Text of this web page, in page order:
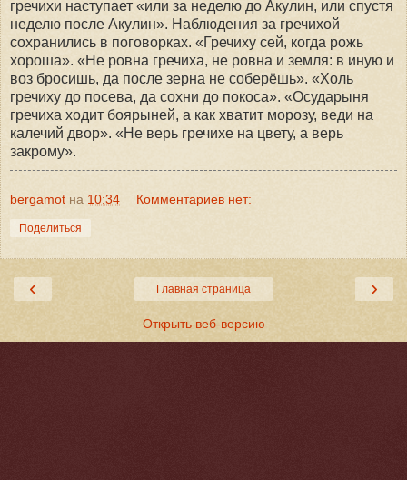
гречихи наступает «или за неделю до Акулин, или спустя
неделю после Акулин». Наблюдения за гречихой
сохранились в поговорках. «Гречиху сей, когда рожь
хороша». «Не ровна гречиха, не ровна и земля: в иную и
воз бросишь, да после зерна не соберёшь». «Холь
гречиху до посева, да сохни до покоса». «Осударыня
гречиха ходит боярыней, а как хватит морозу, веди на
калечий двор». «Не верь гречихе на цвету, а верь
закрому».
bergamot на 10:34 Комментариев нет:
Поделиться
‹ ›
Главная страница
Открыть веб-версию